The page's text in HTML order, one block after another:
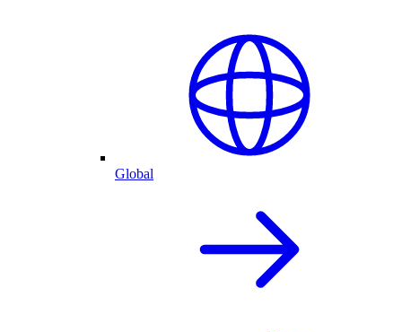
Global